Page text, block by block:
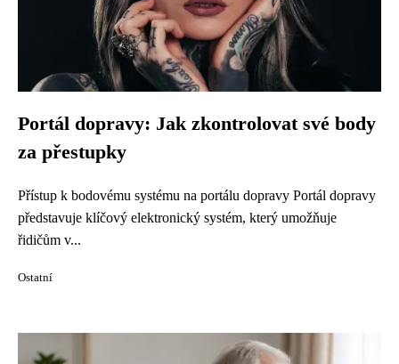
Portál dopravy: Jak zkontrolovat své body
za přestupky
Přístup k bodovému systému na portálu dopravy Portál dopravy
představuje klíčový elektronický systém, který umožňuje
řidičům v...
Ostatní